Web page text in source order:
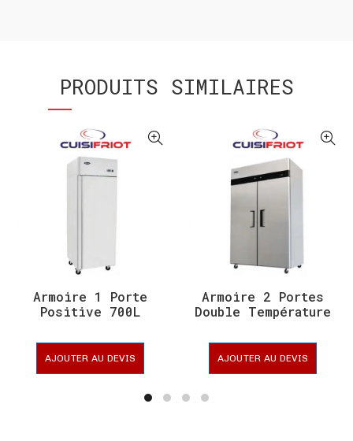
PRODUITS SIMILAIRES
Armoire 1 Porte
Positive 700L
CUISIFRIOT
AJOUTER AU DEVIS
Armoire 2 Portes
Double Température
AJOUTER AU DEVIS